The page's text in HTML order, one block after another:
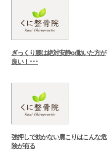
ぎっくり腰は絶対安静or動いた方が
良い！･･･
強押しで効かない肩こりはこんな危
険が有る